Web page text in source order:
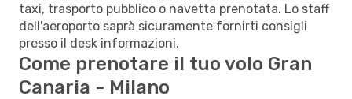
taxi, trasporto pubblico o navetta prenotata. Lo staff
dell'aeroporto saprà sicuramente fornirti consigli
presso il desk informazioni.
Come prenotare il tuo volo Gran
Canaria - Milano